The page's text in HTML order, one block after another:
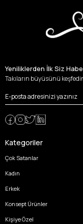
Yeniliklerden İlk Siz
Takıların büyüsünü
Kategoriler
Çok Satanlar
Kadın
Erkek
Konsept Ürünler
Kişiye Özel